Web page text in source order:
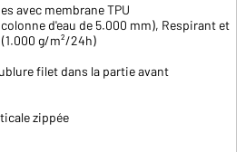
avec membrane TPU
d'eau de 5.000 mm), Respirant et
(1.000 g/m²/24h)
filet dans la partie avant
zippée